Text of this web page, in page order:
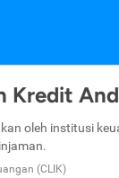
Kredit
oleh institusi
(CLIK)